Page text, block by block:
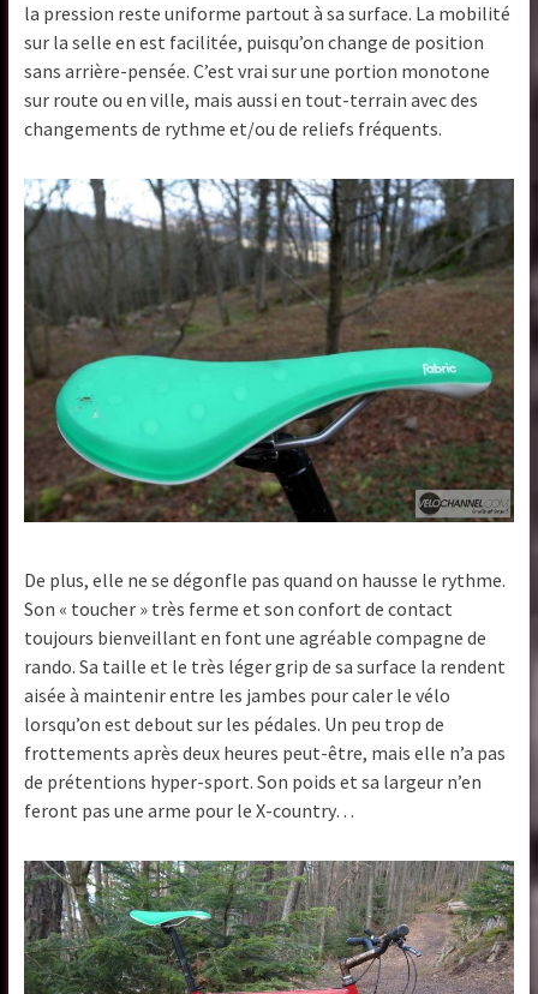
la pression reste uniforme partout à sa surface. La mobilité
sur la selle en est facilitée, puisqu’on change de position
sans arrière-pensée. C’est vrai sur une portion monotone
sur route ou en ville, mais aussi en tout-terrain avec des
changements de rythme et/ou de reliefs fréquents.
De plus, elle ne se dégonfle pas quand on hausse le rythme.
Son « toucher » très ferme et son confort de contact
toujours bienveillant en font une agréable compagne de
rando. Sa taille et le très léger grip de sa surface la rendent
aisée à maintenir entre les jambes pour caler le vélo
lorsqu’on est debout sur les pédales. Un peu trop de
frottements après deux heures peut-être, mais elle n’a pas
de prétentions hyper-sport. Son poids et sa largeur n’en
feront pas une arme pour le X-country…